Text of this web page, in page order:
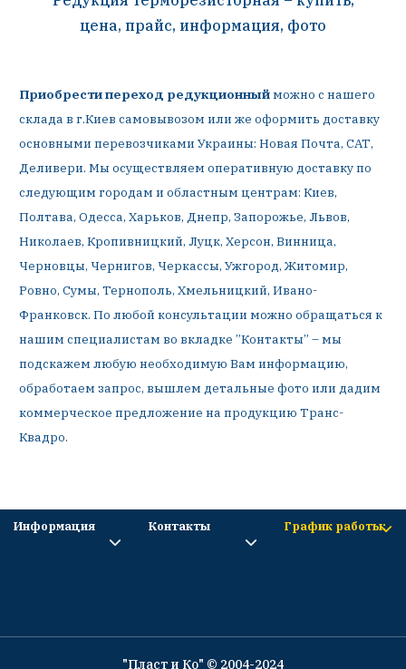
цена, прайс, информация, фото
Приобрести переход редукционныйможно с нашего
склада в г.Киев самовывозом или же оформить доставку
основными перевозчиками Украины: Новая Почта, САТ,
Деливери. Мы осуществляем оперативную доставку по
следующим городам и областным центрам: Киев,
Полтава, Одесса, Харьков, Днепр, Запорожье, Львов,
Николаев, Кропивницкий, Луцк, Херсон, Винница,
Черновцы, Чернигов, Черкассы, Ужгород, Житомир,
Ровно, Сумы, Тернополь, Хмельницкий, Ивано-
Франковск. По любой консультации можно обращаться к
нашим специалистам во вкладке ”Контакты” – мы
подскажем любую необходимую Вам информацию,
обработаем запрос, вышлем детальные фото или дадим
коммерческое предложение на продукцию Транс-
Квадро.
Информация Контакты График работы:
"Пласт и Ко" © 2004-2024